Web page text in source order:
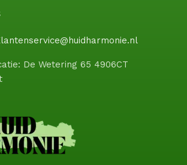
De Wetering 65 4906CT